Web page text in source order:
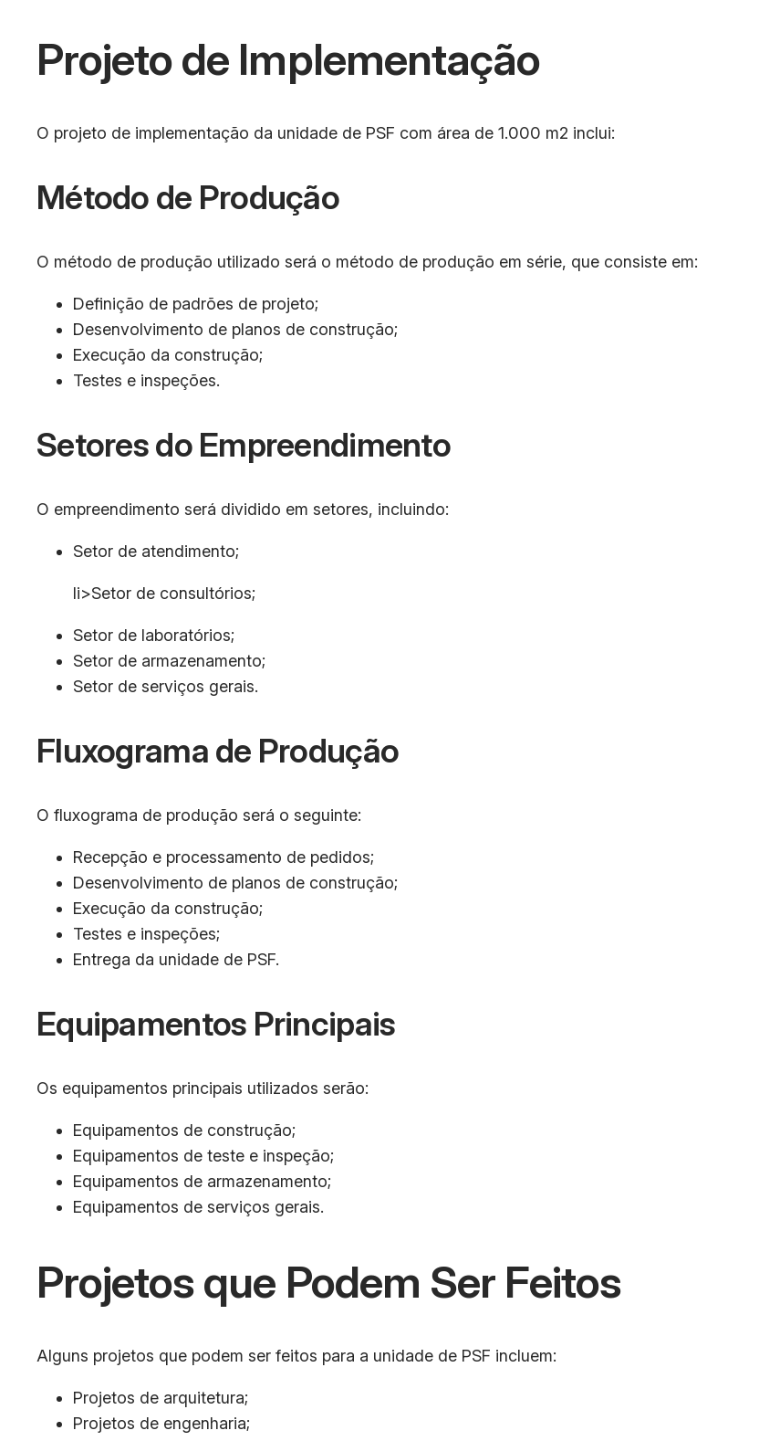
Projeto de Implementação
O projeto de implementação da unidade de PSF com área de 1.000 m2 inclui:
Método de Produção
O método de produção utilizado será o método de produção em série, que consiste em:
Definição de padrões de projeto;
Desenvolvimento de planos de construção;
Execução da construção;
Testes e inspeções.
Setores do Empreendimento
O empreendimento será dividido em setores, incluindo:
Setor de atendimento;
li>Setor de consultórios;
Setor de laboratórios;
Setor de armazenamento;
Setor de serviços gerais.
Fluxograma de Produção
O fluxograma de produção será o seguinte:
Recepção e processamento de pedidos;
Desenvolvimento de planos de construção;
Execução da construção;
Testes e inspeções;
Entrega da unidade de PSF.
Equipamentos Principais
Os equipamentos principais utilizados serão:
Equipamentos de construção;
Equipamentos de teste e inspeção;
Equipamentos de armazenamento;
Equipamentos de serviços gerais.
Projetos que Podem Ser Feitos
Alguns projetos que podem ser feitos para a unidade de PSF incluem:
Projetos de arquitetura;
Projetos de engenharia;